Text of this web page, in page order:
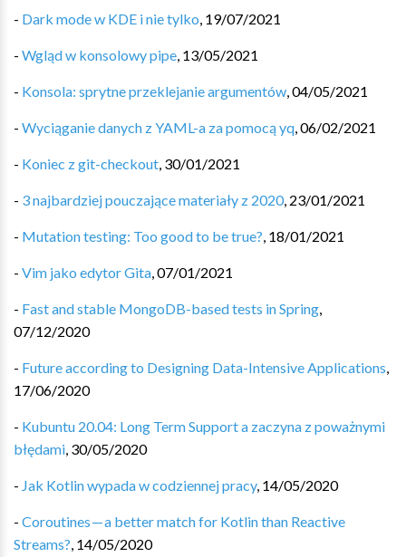
- Dark mode w KDE i nie tylko, 19/07/2021
- Wgląd w konsolowy pipe, 13/05/2021
- Konsola: sprytne przeklejanie argumentów,04/05/2021
- Wyciąganie danych z YAML-a za pomocą yq,06/02/2021
- Koniec z git-checkout, 30/01/2021
- 3 najbardziej pouczające materiały z 2020, 23/01/2021
- Mutation testing: Too good to be true?, 18/01/2021
- Vim jako edytor Gita,07/01/2021
- Fast and stable MongoDB-based tests in Spring,
07/12/2020
- Future according to Designing Data-Intensive Applications,
17/06/2020
- Kubuntu 20.04: Long Term Support a zaczyna z poważnymi
błędami, 30/05/2020
- Jak Kotlin wypada w codziennej pracy, 14/05/2020
- Coroutines — a better match for Kotlin than Reactive
Streams?, 14/05/2020